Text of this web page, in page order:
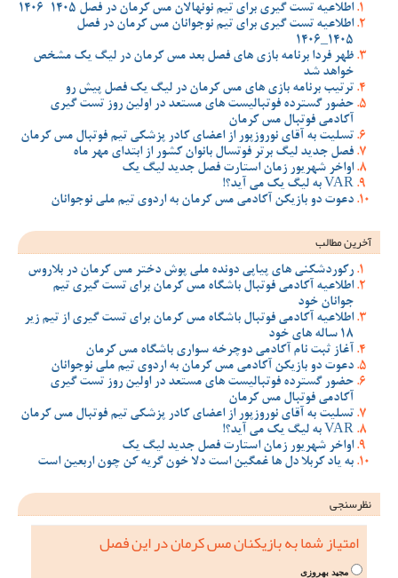
اطلاعیه تست گیری برای تیم نونهالان مس کرمان در فصل 1405-1406
اطلاعیه تست گیری برای تیم نوجوانان مس کرمان در فصل
1405_1406
ظهر فردا برنامه بازی های فصل بعد مس کرمان در لیگ یک مشخص
خواهد شد
ترتیب برنامه بازی های مس کرمان در لیگ یک فصل پیش رو
حضور گسترده فوتبالیست های مستعد در اولین روز تست گیری
آکادمی فوتبال مس کرمان
تسلیت به آقای نوروزپور از اعضای کادر پزشکی تیم فوتبال مس کرمان
فصل جدید لیگ برتر فوتسال بانوان کشور از ابتدای مهر ماه
اواخر شهریور زمان استارت فصل جدید لیگ یک
VAR به لیگ یک می آید؟!
دعوت دو بازیکن آکادمی مس کرمان به اردوی تیم ملی نوجوانان
آخرین مطالب
رکوردشکنی های پیاپی دونده ملی پوش دختر مس کرمان در بلاروس
اطلاعیه آکادمی فوتبال باشگاه مس کرمان برای تست گیری تیم
جوانان خود
اطلاعیه آکادمی فوتبال باشگاه مس کرمان برای تست گیری از تیم زیر
18 ساله های خود
آغاز ثبت نام آکادمی دوچرخه سواری باشگاه مس کرمان
دعوت دو بازیکن آکادمی مس کرمان به اردوی تیم ملی نوجوانان
حضور گسترده فوتبالیست های مستعد در اولین روز تست گیری
آکادمی فوتبال مس کرمان
تسلیت به آقای نوروزپور از اعضای کادر پزشکی تیم فوتبال مس کرمان
VAR به لیگ یک می آید؟!
اواخر شهریور زمان استارت فصل جدید لیگ یک
به یاد کربلا دل ها غمگین است دلا خون گریه کن چون اربعین است
نظرسنجی
امتیاز شما به بازیکنان مس کرمان در این فصل
مجید بهروزی